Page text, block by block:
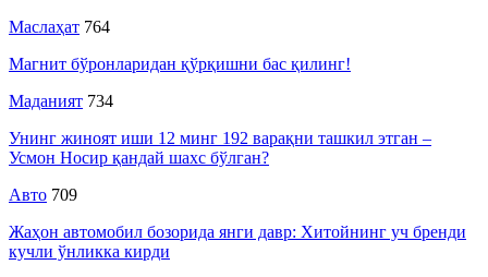
Маслаҳат 764
Магнит бўронларидан қўрқишни бас қилинг!
Маданият 734
Унинг жиноят иши 12 минг 192 варақни ташкил этган –
Усмон Носир қандай шахс бўлган?
Авто 709
Жаҳон автомобил бозорида янги давр: Хитойнинг уч бренди
кучли ўнликка кирди